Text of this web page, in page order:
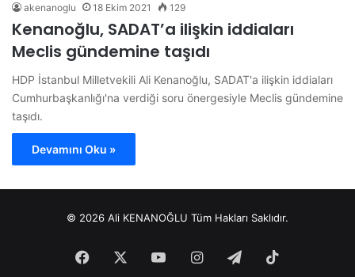
akenanoglu 18 Ekim 2021 129
Kenanoğlu, SADAT’a ilişkin iddiaları
Meclis gündemine taşıdı
HDP İstanbul Milletvekili Ali Kenanoğlu, SADAT'a ilişkin iddiaları
Cumhurbaşkanlığı'na verdiği soru önergesiyle Meclis gündemine
taşıdı.
Devamını Oku »
© 2026 Ali KENANOĞLU Tüm Hakları Saklıdır.
Facebook YouTubeInstagram
Telegram